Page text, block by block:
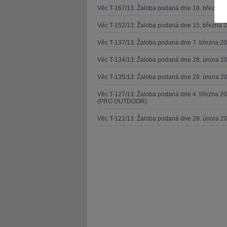
Věc T-167/13: Žaloba podaná dne 18. března
Věc T-152/13: Žaloba podaná dne 15. března
Věc T-137/13: Žaloba podaná dne 7. března
Věc T-134/13: Žaloba podaná dne 28. února
Věc T-135/13: Žaloba podaná dne 28. února
Věc T-127/13: Žaloba podaná dne 4. března
(PRO OUTDOOR)
Věc T-121/13: Žaloba podaná dne 28. února